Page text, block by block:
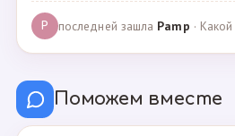
P последней зашла Pamp · Какой
Поможем вместе